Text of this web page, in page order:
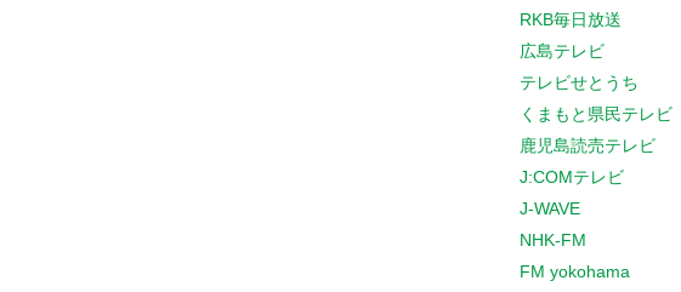
RKB毎日放送
広島テレビ
テレビせとうち
くまもと県民テレビ
鹿児島読売テレビ
J:COMテレビ
J-WAVE
NHK-FM
FM yokohama